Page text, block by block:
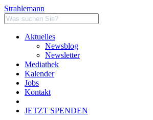
Strahlemann
Aktuelles
Newsblog
Newsletter
Mediathek
Kalender
Jobs
Kontakt
JETZT SPENDEN